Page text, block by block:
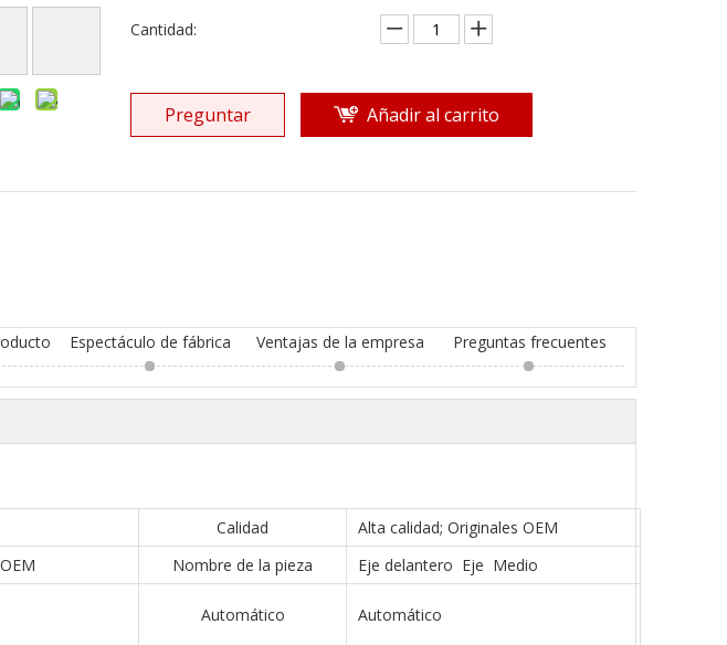
Cantidad:
Preguntar Añadir al carrito
Espectáculo de fábrica Ventajas de la empresa Preguntas frecuentes
Calidad
Alta calidad; Originales OEM
Nombre de la pieza
Eje delantero Eje Medio
Automático Automático